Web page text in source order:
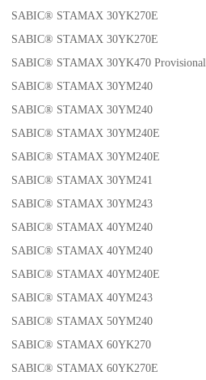
SABIC® STAMAX 30YK270E
SABIC® STAMAX 30YK270E
SABIC® STAMAX 30YK470 Provisional
SABIC® STAMAX 30YM240
SABIC® STAMAX 30YM240
SABIC® STAMAX 30YM240E
SABIC® STAMAX 30YM240E
SABIC® STAMAX 30YM241
SABIC® STAMAX 30YM243
SABIC® STAMAX 40YM240
SABIC® STAMAX 40YM240
SABIC® STAMAX 40YM240E
SABIC® STAMAX 40YM243
SABIC® STAMAX 50YM240
SABIC® STAMAX 60YK270
SABIC® STAMAX 60YK270E